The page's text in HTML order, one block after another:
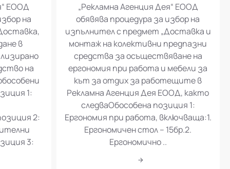
ЕООД
на
в
на
1:
2:
3:
„Рекламна Агенция Дея“ ЕООД
обявява процедура за избор на
изпълнител с предмет „Доставка и
монтаж на колективни предпазни
средства за осъществяване на
ергономия при работа и мебели за
кът за отдих за работещите в
Рекламна Агенция Дея ЕООД, както
следваОбособена позиция 1:
Ергономия при работа, включваща:1.
Ергономичен стол – 15бр.2.
Ергономично ..